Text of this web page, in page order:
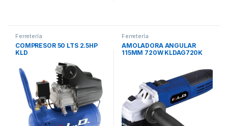
Ferretería
COMPRESOR 50 LTS 2.5HP
KLD
Ferretería
AMOLADORA ANGULAR
115MM 720W KLDAG720K